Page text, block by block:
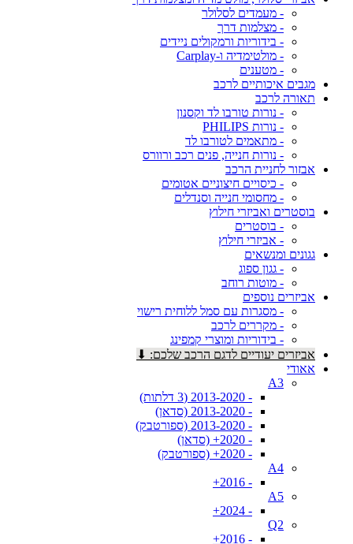
- מעמדים לסלולר
- מצלמות דרך
- בידוריות ורמקולים ניידים
- מולטימדיה ו-Carplay
- מטענים
מגבים איכותיים לרכב
תאורה לרכב
- נורות טורבו לד וקסנון
- נורות PHILIPS
- מתאמים לטורבו לד
- נורות חנייה, פנים רכב ורוורס
אבזור לחניית הרכב
- כיסויים חיצוניים אטומים
- מחסומי חנייה וסנדלים
בוסטרים ואביזרי חילוץ
- בוסטרים
- אביזרי חילוץ
גגונים ומנשאים
- גגון ספוג
- מוטות רוחב
אביזרים נוספים
- מסגרות עם סמל ללוחית רישוי
- מקררים לרכב
- בידוריות ומוצרי קמפינג
אביזרים יעודיים לדגם הרכב שלכם: ⬇
אאודי
A3
- 2013-2020 (3 דלתות)
- 2013-2020 (סדאן)
- 2013-2020 (ספורטבק)
- 2020+ (סדאן)
- 2020+ (ספורטבק)
A4
- 2016+
A5
- 2024+
Q2
- 2016+